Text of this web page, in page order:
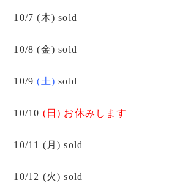
10/7 (木) sold
10/8 (金) sold
10/9 (土) sold
10/10 (日) お休みします
10/11 (月) sold
10/12 (火) sold